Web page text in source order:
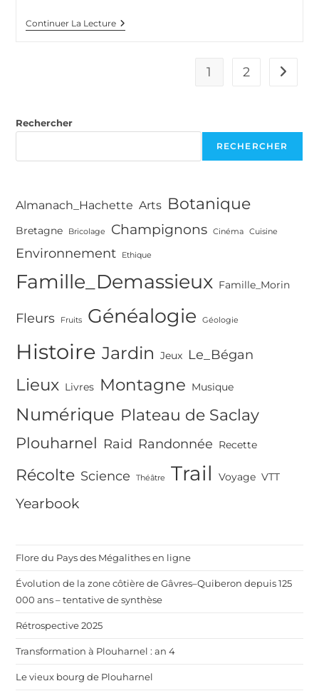
Continuer La LectureVsevolod
Staline
1 2 Aller à
Rechercher
RECHERCHER
Almanach_Hachette Arts Botanique
Bretagne Bricolage Champignons Cinéma Cuisine
Environnement Ethique
Famille_Demassieux Famille_Morin
Fleurs Fruits Généalogie Géologie
Histoire Jardin Jeux Le_Bégan
Lieux Livres Montagne Musique
Numérique Plateau de Saclay
Plouharnel Raid Randonnée Recette
Récolte Science Théâtre Trail Voyage VTT
Yearbook
Flore du Pays des Mégalithes en ligne
Évolution de la zone côtière de Gâvres–Quiberon depuis 125
000 ans – tentative de synthèse
Rétrospective 2025
Transformation à Plouharnel : an 4
Le vieux bourg de Plouharnel